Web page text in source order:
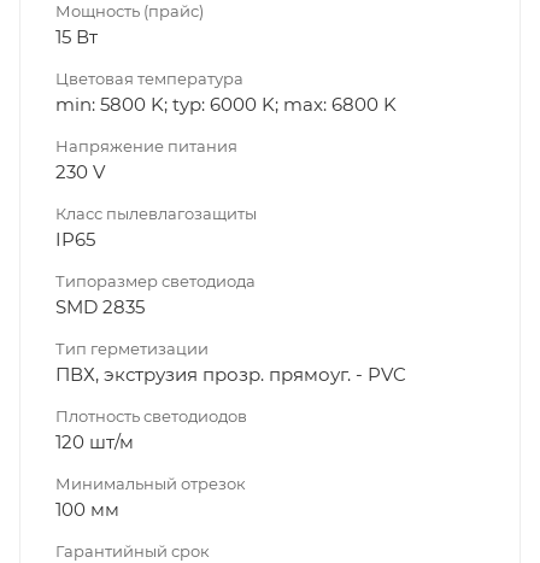
Мощность (прайс)
15 Вт
Цветовая температура
min: 5800 K; typ: 6000 K; max: 6800 K
Напряжение питания
230 V
Класс пылевлагозащиты
IP65
Типоразмер светодиода
SMD 2835
Тип герметизации
ПВХ, экструзия прозр. прямоуг. - PVC
Плотность светодиодов
120 шт/м
Минимальный отрезок
100 мм
Гарантийный срок